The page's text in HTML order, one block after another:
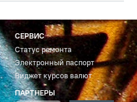
СЕРВИС
Статус ремонта
Электронный паспорт
Виджет курсов валют
ПАРТНЕРЫ